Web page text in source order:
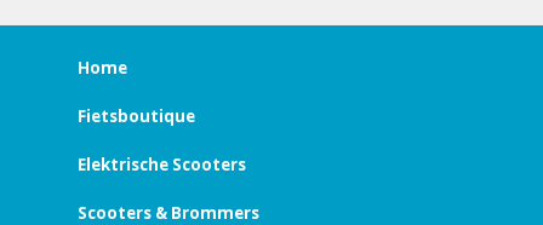
Home
Fietsboutique
Elektrische Scooters
Scooters & Brommers